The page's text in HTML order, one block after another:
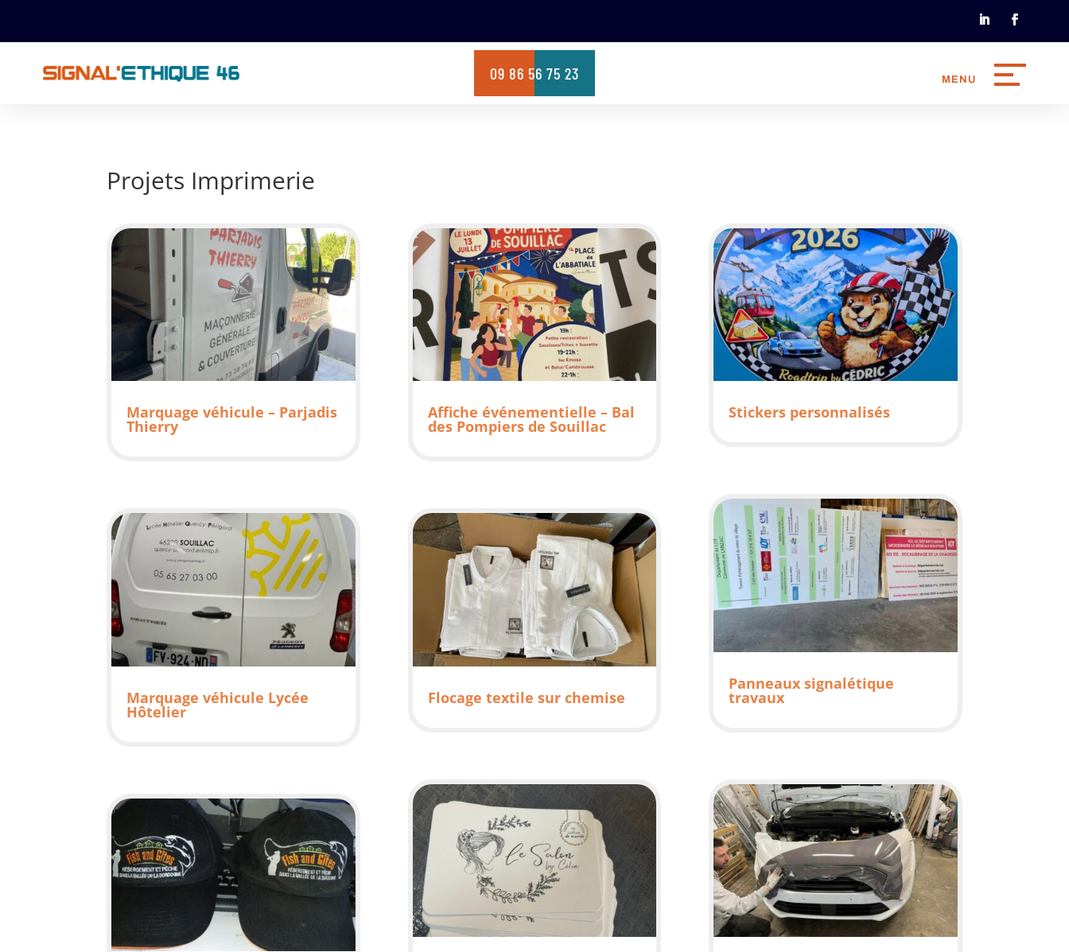
09 86 56 75 23
Projets Imprimerie
Marquage véhicule – Parjadis
Thierry
Marquage véhicule Lycée
Hôtelier
Affiche événementielle – Bal
des Pompiers de Souillac
Flocage textile sur chemise
Stickers personnalisés
Panneaux signalétique
travaux